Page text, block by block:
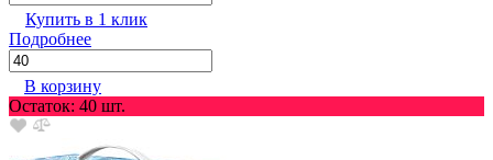
Купить в 1 клик
Подробнее
В корзину
Остаток: 40 шт.